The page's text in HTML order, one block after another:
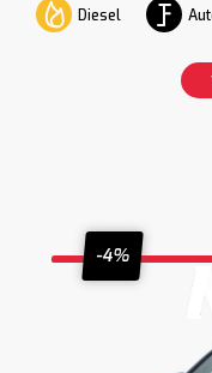
Diesel
-4%